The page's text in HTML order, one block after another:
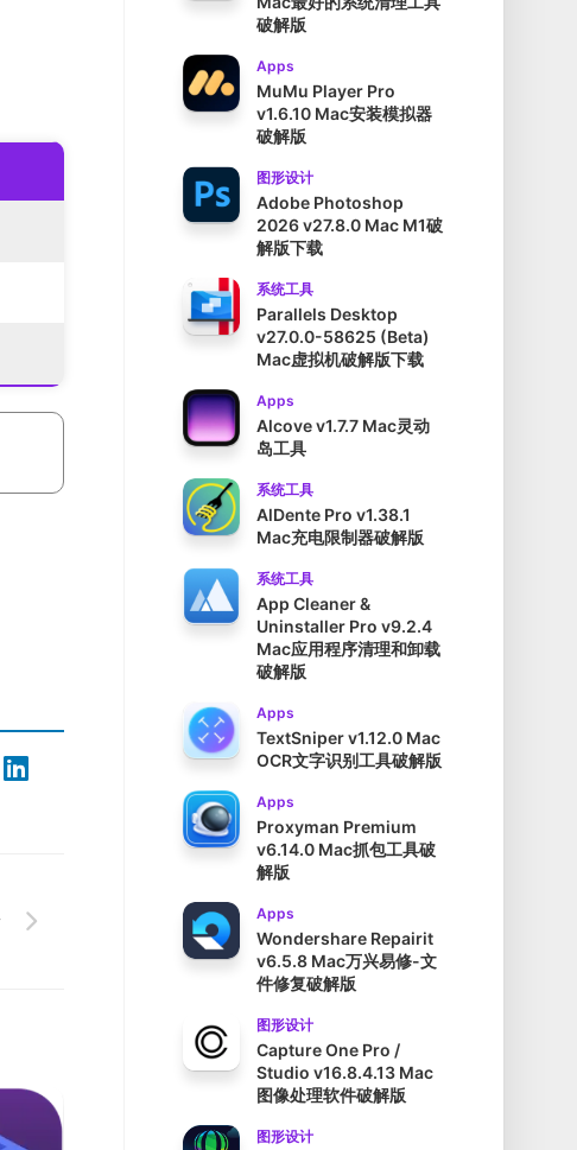
破解版
Apps
MuMu Player Pro
v1.6.10 Mac安装模拟器
破解版
图形设计
Adobe Photoshop
2026 v27.8.0 Mac M1破
解版下载
系统工具
Parallels Desktop
v27.0.0-58625 (Beta)
Mac虚拟机破解版下载
Apps
Alcove v1.7.7 Mac灵动
岛工具
系统工具
AlDente Pro v1.38.1
Mac充电限制器破解版
系统工具
App Cleaner &
Uninstaller Pro v9.2.4
Mac应用程序清理和卸载
破解版
Apps
TextSniper v1.12.0 Mac
OCR文字识别工具破解版
Apps
Proxyman Premium
v6.14.0 Mac抓包工具破
解版
Apps
Wondershare Repairit
v6.5.8 Mac万兴易修-文
件修复破解版
图形设计
Capture One Pro /
Studio v16.8.4.13 Mac
图像处理软件破解版
图形设计